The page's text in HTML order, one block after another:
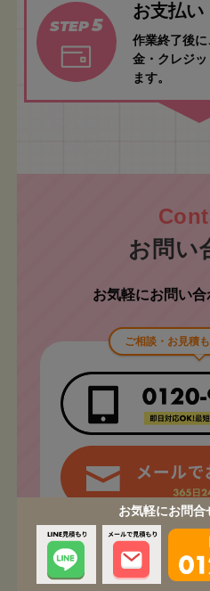
お気軽にお問合
STEP5
お支払い
作業終了後
金・クレジ
ます。
お問い
お気軽にお問い合
ご相談・お見積